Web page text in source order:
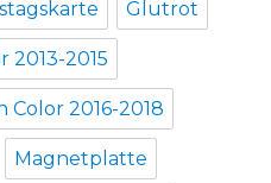
Glutrot
2013-2015
Color 2016-2018
Magnetplatte